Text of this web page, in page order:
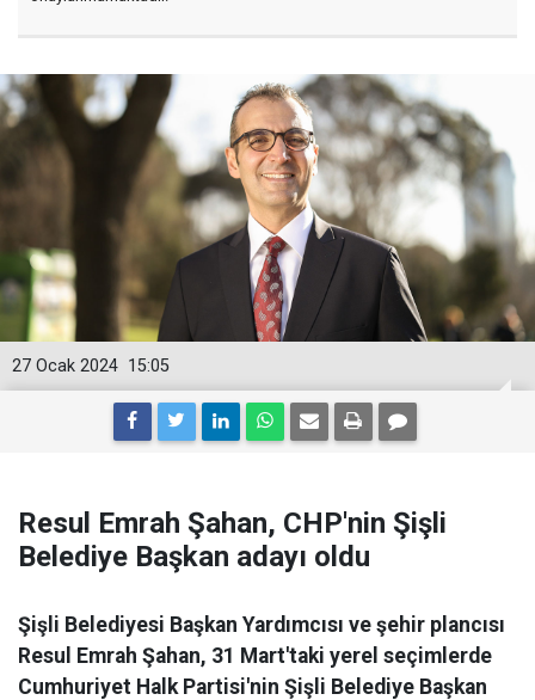
15:05
27 Ocak 2024
Resul Emrah Şahan, CHP'nin Şişli
Belediye Başkan adayı oldu
Şişli Belediyesi Başkan Yardımcısı ve şehir plancısı
Resul Emrah Şahan, 31 Mart'taki yerel seçimlerde
Cumhuriyet Halk Partisi'nin Şişli Belediye Başkan